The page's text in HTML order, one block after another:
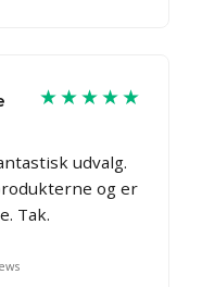
★★★★★
udvalg.
og er
Tak.